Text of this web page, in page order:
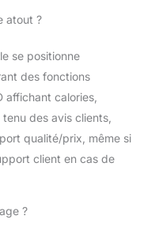
amorti
les chocs
les
𝗦Û𝗥 𝗘𝗧
stable et clip
qui stoppe
atout ?
se positionne
des fonctions
affichant calories,
des avis clients,
qualité/prix, même si
client en cas de
?